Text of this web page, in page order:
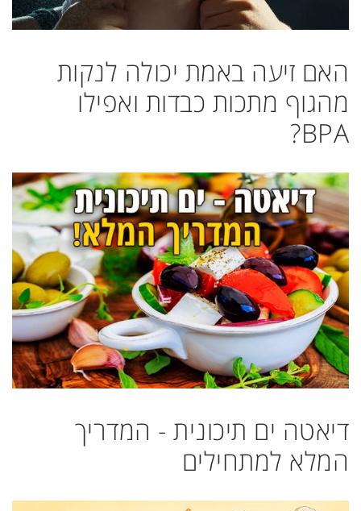
האם זיעה באמת יכולה לנקות
מהגוף מתכות כבדות ואפילו
BPA?
דיאטה ים תיכונית - המדריך
המלא למתחילים